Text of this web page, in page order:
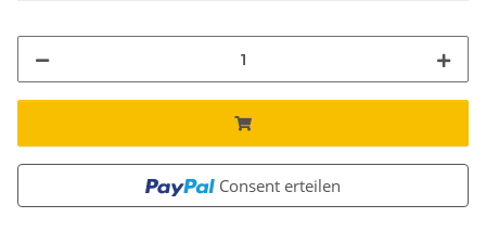
Consent erteilen